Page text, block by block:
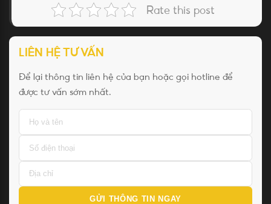
Rate this post
LIÊN HỆ TƯ VẤN
Để lại thông tin liên hệ của bạn hoặc gọi hotline để
được tư vấn sớm nhất.
GỬI THÔNG TIN NGAY